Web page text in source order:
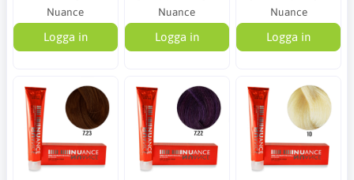
Nuance
Logga in
Nuance
Logga in
Nuance
Logga in